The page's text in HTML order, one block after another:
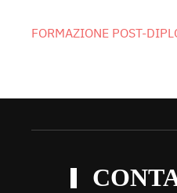
FORMAZIONE POST-